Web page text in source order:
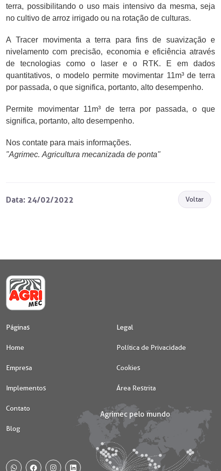
terra, possibilitando o uso mais intensivo da mesma, seja
no cultivo de arroz irrigado ou na rotação de culturas.
A Tracer movimenta a terra para fins de suavização e
nivelamento com precisão, economia e eficiência através
de tecnologias como o laser e o RTK. E em dados
quantitativos, o modelo permite movimentar 11m³ de terra
por passada, o que significa, portanto, alto desempenho.
Permite movimentar 11m³ de terra por passada, o que
significa, portanto, alto desempenho.
Nos contate para mais informações.
"Agrimec. Agricultura mecanizada de ponta"
Data: 24/02/2022 Voltar
Páginas
Home
Empresa
Implementos
Contato
Blog
Legal
Política de Privacidade
Cookies
Área Restrita